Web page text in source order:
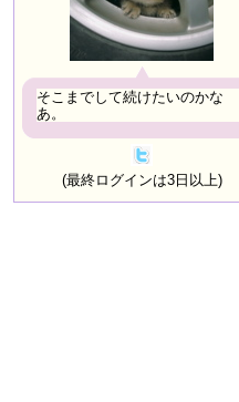
そこまでして続けたいのかな
あ。
(最終ログインは3日以上)